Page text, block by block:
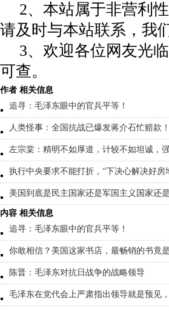
2、本站属于非营利
请及时与本站联系，我
3、欢迎各位网友光
可查。
作者 相关信息
追寻：毛泽东眼中的官兵平等！
人类怪事：全国抗战已爆发蒋介石忙赔款！
左宗棠：精明不如厚道，计较不如坦诚，
执行中央要求不能打折，“下决心解决好房
美国到底是民主国家还是军国主义国家还
内容 相关信息
追寻：毛泽东眼中的官兵平等！
你敢相信？美国这家书店，最畅销的书竟
陈晋：毛泽东对抗日战争的战略领导
毛泽东在党代会上严肃指出领导就是预见